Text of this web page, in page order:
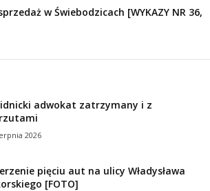
w Świebodzicach [WYKAZY NR 36,
adwokat zatrzymany i z
2026
pięciu aut na ulicy Władysława
[FOTO]